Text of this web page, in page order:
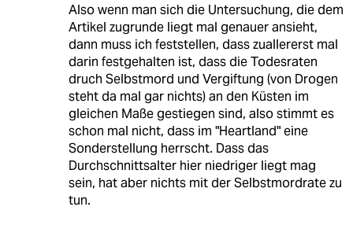
Also wenn man sich die Untersuchung, die dem
Artikel zugrunde liegt mal genauer ansieht,
dann muss ich feststellen, dass zuallererst mal
darin festgehalten ist, dass die Todesraten
druch Selbstmord und Vergiftung (von Drogen
steht da mal gar nichts) an den Küsten im
gleichen Maße gestiegen sind, also stimmt es
schon mal nicht, dass im "Heartland" eine
Sonderstellung herrscht. Dass das
Durchschnittsalter hier niedriger liegt mag
sein, hat aber nichts mit der Selbstmordrate zu
tun.